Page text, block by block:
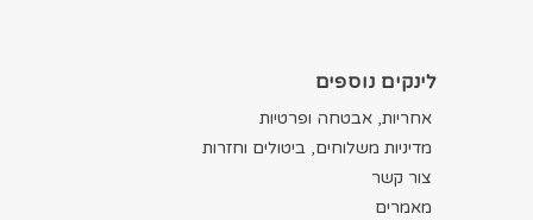
לינקים נוספים
אחריות, אבטחה ופרטיות
מדיניות משלוחים, ביטולים וחזרות
צור קשר
מאמרים